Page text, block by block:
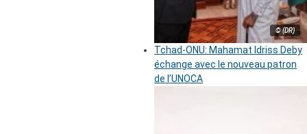
© (DR)
Tchad-ONU: Mahamat Idriss Deby
échange avec le nouveau patron
de l’UNOCA